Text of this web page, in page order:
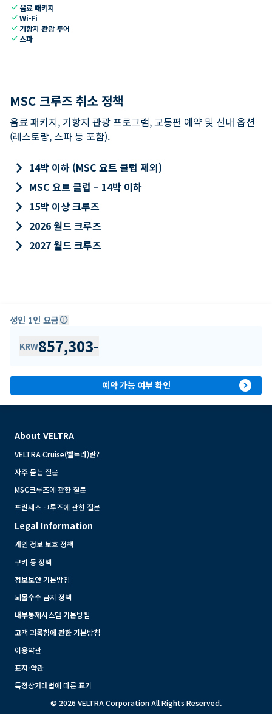
check 음료 패키지
checkWi-Fi
check 기항지 관광 투어
check 스파
MSC 크루즈 취소 정책
음료 패키지, 기항지 관광 프로그램, 교통편 예약 및 선내 옵션
(레스토랑, 스파 등 포함).
keyboard_arrow_right 14박 이하 (MSC 요트 클럽 제외)
keyboard_arrow_right MSC 요트 클럽 – 14박 이하
keyboard_arrow_right 15박 이상 크루즈
keyboard_arrow_right 2026 월드 크루즈
keyboard_arrow_right 2027 월드 크루즈
성인 1인 요금info
KRW857,303-
예약 가능 여부 확인 expand_circle_right
About VELTRA
VELTRA Cruise(벨트라)란?
자주 묻는 질문
MSC크루즈에 관한 질문
프린세스 크루즈에 관한 질문
Legal Information
개인 정보 보호 정책
쿠키 등 정책
정보보안 기본방침
뇌물수수 금지 정책
내부통제시스템 기본방침
고객 괴롭힘에 관한 기본방침
이용약관
표지·약관
특정상거래법에 따른 표기
© 2026 VELTRA Corporation All Rights Reserved.